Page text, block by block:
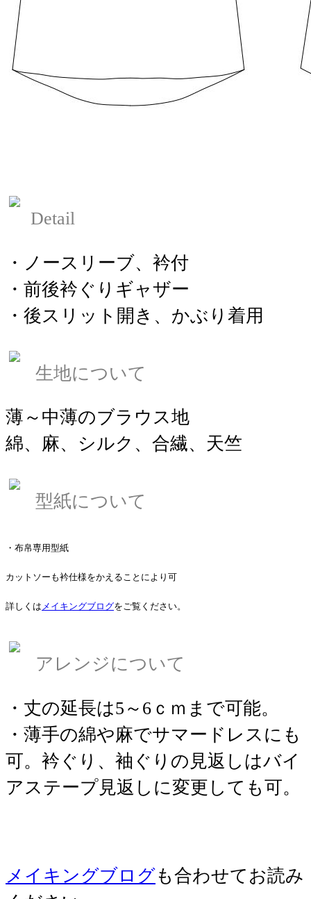
Detail
・ノースリーブ、衿付
・前後衿ぐりギャザー
・後スリット開き、かぶり着用
生地について
薄～中薄のブラウス地
綿、麻、シルク、合繊、天竺
型紙について
・布帛専用型紙
カットソーも衿仕様をかえることにより可
詳しくは メイキングブログをご覧ください。
アレンジについて
・丈の延長は5～6ｃｍまで可能。
・薄手の綿や麻でサマードレスにも
可。衿ぐり、袖ぐりの見返しはバイ
アステープ見返しに変更しても可。
メイキングブログも合わせてお読み